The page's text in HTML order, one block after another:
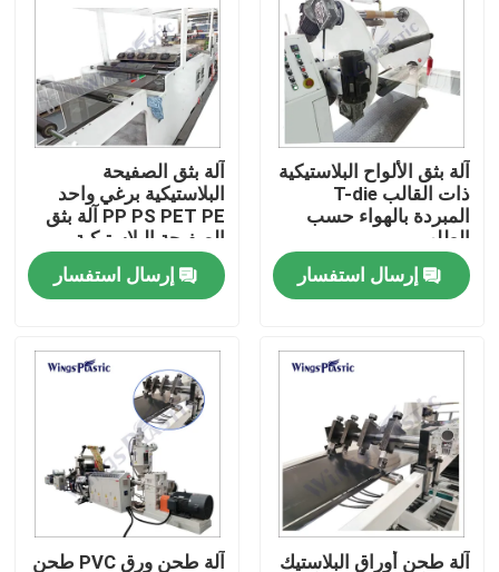
معلومات عنا
جولة في المعمل
رقابة جودة
اتصل بنا
آلة بثق الأنابيب البلاستيكية
خط بثق الأنبوب البلاستيكي
آلة بثق الأنبوب البلاستيكي
HDPE آلة بثق الأنابيب
آلة بثق الألواح البلاستيكية
ذات القالب T-die
المبردة بالهواء حسب
الطلب
إرسال استفسار
آلة بثق الصفيحة
البلاستيكية برغي واحد
PP PS PET PE آلة بثق
الصفيحة البلاستيكية
إرسال استفسار
آلة طحن أوراق البلاستيك آلة طحن ورق PVC طحن